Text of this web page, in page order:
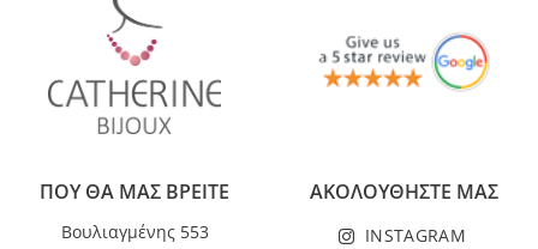
ΠΟΥ ΘΑ ΜΑΣ ΒΡΕΙΤΕ
Βουλιαγμένης 553
ΑΚΟΛΟΥΘΗΣΤΕ ΜΑΣ
INSTAGRAM